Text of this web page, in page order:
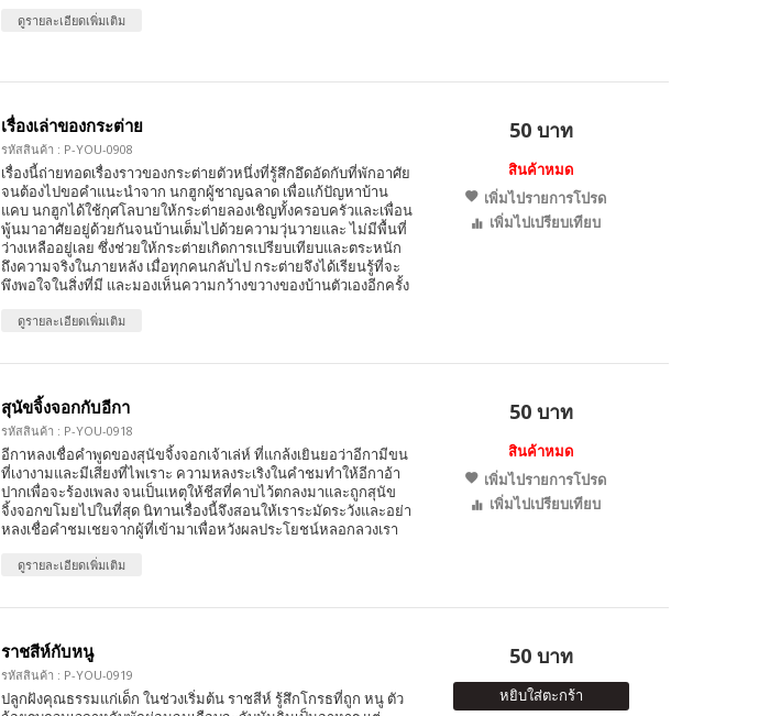
ดูรายละเอียดเพิ่มเติม
เรื่องเล่าของกระต่าย
รหัสสินค้า : P-YOU-0908
เรื่องนี้ถ่ายทอดเรื่องราวของกระต่ายตัวหนึ่งที่รู้สึกอึดอัดกับที่พักอาศัย
จนต้องไปขอคำแนะนำจาก นกฮูกผู้ชาญฉลาด เพื่อแก้ปัญหาบ้าน
แคบ นกฮูกได้ใช้กุศโลบายให้กระต่ายลองเชิญทั้งครอบครัวและเพื่อน
พู้นมาอาศัยอยู่ด้วยกันจนบ้านเต็มไปด้วยความวุ่นวายและ ไม่มีพื้นที่
ว่างเหลืออยู่เลย ซึ่งช่วยให้กระต่ายเกิดการเปรียบเทียบและตระหนัก
ถึงความจริงในภายหลัง เมื่อทุกคนกลับไป กระต่ายจึงได้เรียนรู้ที่จะ
พึงพอใจในสิ่งที่มี และมองเห็นความกว้างขวางของบ้านตัวเองอีกครั้ง
ดูรายละเอียดเพิ่มเติม
50 บาท
สินค้าหมด
เพิ่มไปรายการโปรด
เพิ่มไปเปรียบเทียบ
สุนัขจิ้งจอกกับอีกา
รหัสสินค้า : P-YOU-0918
อีกาหลงเชื่อคำพูดของสุนัขจิ้งจอกเจ้าเล่ห์ ที่แกล้งเยินยอว่าอีกามีขน
ที่เงางามและมีเสียงที่ไพเราะ ความหลงระเริงในคำชมทำให้อีกาอ้า
ปากเพื่อจะร้องเพลง จนเป็นเหตุให้ชีสที่คาบไว้ตกลงมาและถูกสุนัข
จิ้งจอกขโมยไปในที่สุด นิทานเรื่องนี้จึงสอนให้เราระมัดระวังและอย่า
หลงเชื่อคำชมเชยจากผู้ที่เข้ามาเพื่อหวังผลประโยชน์หลอกลวงเรา
ดูรายละเอียดเพิ่มเติม
50 บาท
สินค้าหมด
เพิ่มไปรายการโปรด
เพิ่มไปเปรียบเทียบ
ราชสีห์กับหนู
รหัสสินค้า : P-YOU-0919
ปลูกฝังคุณธรรมแก่เด็ก ในช่วงเริ่มต้น ราชสีห์ รู้สึกโกรธที่ถูก หนู ตัว
50 บาท
หยิบใส่ตะกร้า